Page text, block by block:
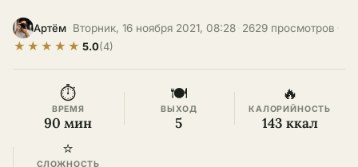
Артём Вторник, 16 ноября 2021, 08:28 2629 просмотров
★ ★ ★ ★ ★ 5.0(4)
⏱
ВРЕМЯ
90 мин
🍽
ВЫХОД
5
🔥
КАЛОРИЙНОСТЬ
143 ккал
⭐
СЛОЖНОСТЬ